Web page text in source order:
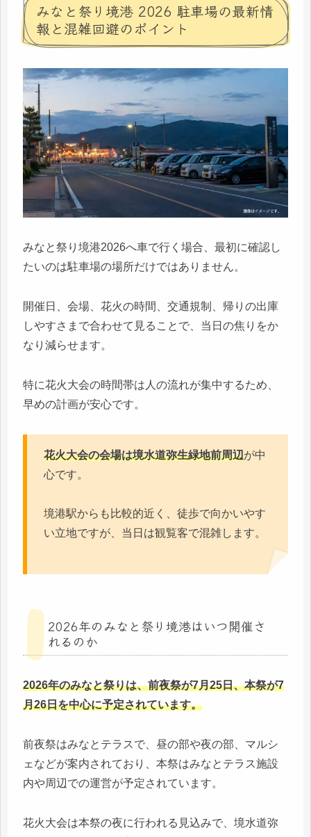
みなと祭り境港 2026 駐車場の最新情
報と混雑回避のポイント
みなと祭り境港2026へ車で行く場合、最初に確認し
たいのは駐車場の場所だけではありません。
開催日、会場、花火の時間、交通規制、帰りの出庫
しやすさまで合わせて見ることで、当日の焦りをか
なり減らせます。
特に花火大会の時間帯は人の流れが集中するため、
早めの計画が安心です。
花火大会の会場は境水道弥生緑地前周辺が中
心です。
境港駅からも比較的近く、徒歩で向かいやす
い立地ですが、当日は観覧客で混雑します。
2026年のみなと祭り境港はいつ開催さ
れるのか
2026年のみなと祭りは、前夜祭が7月25日、本祭が7
月26日を中心に予定されています。
前夜祭はみなとテラスで、昼の部や夜の部、マルシ
ェなどが案内されており、本祭はみなとテラス施設
内や周辺での運営が予定されています。
花火大会は本祭の夜に行われる見込みで、境水道弥